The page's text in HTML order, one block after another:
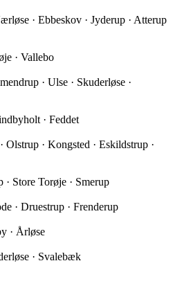
· Ebbeskov · Jyderup · Atterup
· Vallebo
· Ulse · Skuderløse ·
· Feddet
Olstrup · Kongsted · Eskildstrup ·
Store Torøje · Smerup
· Druestrup · Frenderup
· Årløse
· Svalebæk